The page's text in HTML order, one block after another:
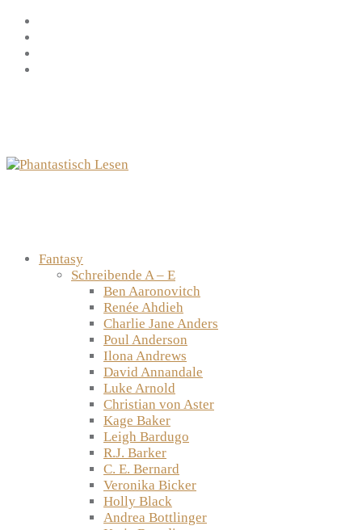
Zum
Inhalt
springen
Fantasy
Schreibende A – E
Ben Aaronovitch
Renée Ahdieh
Charlie Jane Anders
Poul Anderson
Ilona Andrews
David Annandale
Luke Arnold
Christian von Aster
Kage Baker
Leigh Bardugo
R.J. Barker
C. E. Bernard
Veronika Bicker
Holly Black
Andrea Bottlinger